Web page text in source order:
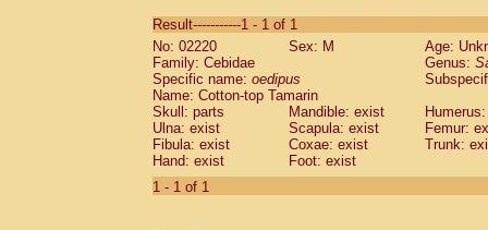
CebidaeSaguinus labiatus(0)
Cebidae Saguinus leucopus (0)
Cebidae
CebidaeSaguinus mystax
Cebidae Saguinus nigricollis (0)
Cebidae Saguinus oedipus
Cebidae Saguinus weddelli
Cebidae Saguinusspp.
Cebidae
Result-----------1 - 1 of 1
No: 02220
Sex: M
Age:
Family: Cebidae
Genus:
Specific name: oedipus
Name: Cotton-top Tamarin
Skull: parts
Mandible: exist
Ulna: exist
Scapula: exist
Femur:
Fibula: exist
Coxae: exist
Trunk:
Hand: exist
Foot: exist
1 - 1 of 1